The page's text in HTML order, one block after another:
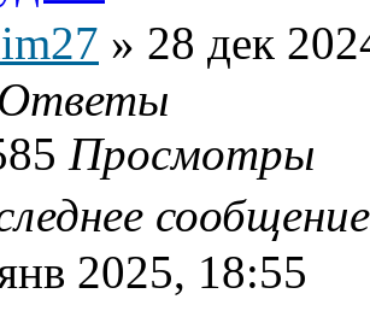
» 28 дек
Ответы
Просмотры
2025, 18:55